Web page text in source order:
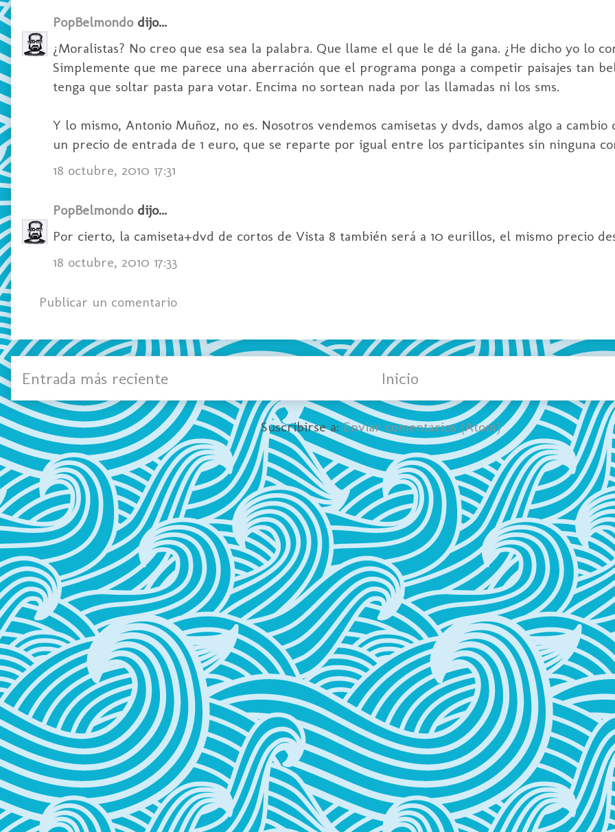
PopBelmondodijo...
¿Moralistas? No creo que esa sea la palabra. Que llame el que le dé la gana. ¿He dicho yo lo
Simplemente que me parece una aberración que el programa ponga a competir paisajes tan
tenga que soltar pasta para votar. Encima no sortean nada por las llamadas ni los sms.
Y lo mismo, Antonio Muñoz, no es. Nosotros vendemos camisetas y dvds, damos algo a
un precio de entrada de 1 euro, que se reparte por igual entre los participantes sin ninguna
18 octubre, 2010 17:31
PopBelmondodijo...
Por cierto, la camiseta+dvd de cortos de Vista 8 también será a 10 eurillos, el mismo precio
18 octubre, 2010 17:33
Publicar un comentario
Entrada más reciente Inicio
Suscribirse a:Enviar comentarios (Atom)